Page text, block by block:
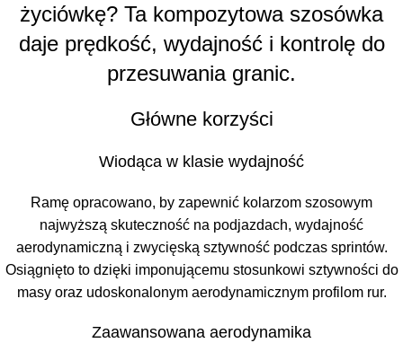
życiówkę? Ta kompozytowa szosówka
daje prędkość, wydajność i kontrolę do
przesuwania granic.
Główne korzyści
Wiodąca w klasie wydajność
Ramę opracowano, by zapewnić kolarzom szosowym
najwyższą skuteczność na podjazdach, wydajność
aerodynamiczną i zwycięską sztywność podczas sprintów.
Osiągnięto to dzięki imponującemu stosunkowi sztywności do
masy oraz udoskonalonym aerodynamicznym profilom rur.
Zaawansowana aerodynamika